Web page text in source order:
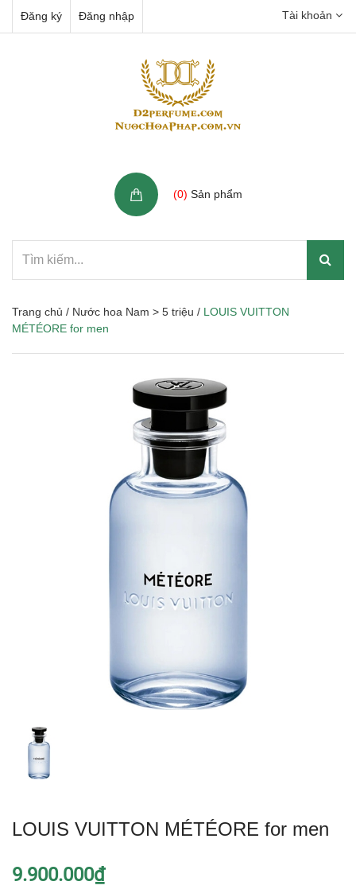
Đăng ký Đăng nhập Tài khoản
(0) Sản phẩm
Trang chủ / Nước hoa Nam > 5 triệu / LOUIS VUITTON
MÉTÉORE for men
LOUIS VUITTON MÉTÉORE for men
9.900.000₫